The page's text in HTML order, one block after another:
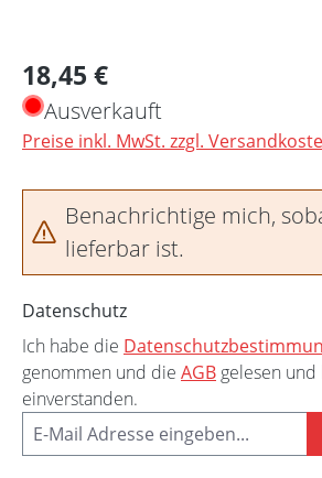
Regulärer Preis:
18,45 €
Ausverkauft
Preise inkl. MwSt. zzgl.
Benachrichtige mich,
lieferbar ist.
Datenschutz
Ich habe die
genommen und die AGB gelesen
einverstanden.